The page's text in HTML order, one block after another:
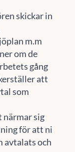
skickar in
m.m
om de
gång
att
som
närmar sig
för att ni
avtalats och